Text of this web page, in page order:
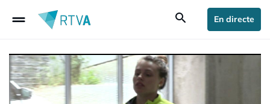
drag_handle search En directe